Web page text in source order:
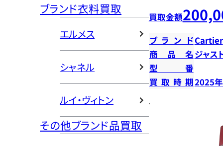
ブランド衣料買取
エルメス
シャネル
ルイ・ヴィトン
その他ブランド品買取
買取金額
ブランドCartier
商品名 ジャス
型番
買取時期2025